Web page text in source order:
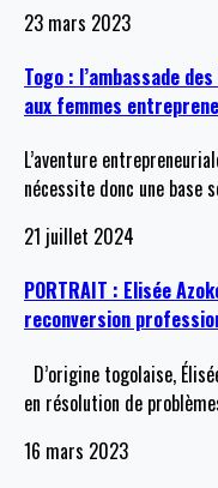
23 mars 2023
Togo : l’ambassade
aux femmes
L’aventure
nécessite donc une
21 juillet 2024
PORTRAIT : Elisée
reconversion
D’origine togolaise,
en résolution de
16 mars 2023